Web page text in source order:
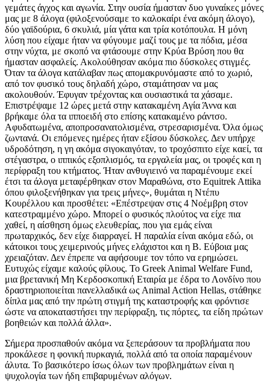
γεμάτες άγχος και αγωνία. Στην ουσία ήμασταν δυο γυναίκες μόνες
μας με 8 άλογα (φιλοξενούσαμε το καλοκαίρι ένα ακόμη άλογο),
δύο γαϊδούρια, 6 σκυλιά, μία γάτα και τρία κοτόπουλα. Η μόνη
λύση που είχαμε ήταν να φύγουμε μαζί τους με τα πόδια, μέσα
στην νύχτα, με σκοπό να φτάσουμε στην Κρύα Βρύση που θα
ήμασταν ασφαλείς. Ακολούθησαν ακόμα πιο δύσκολες στιγμές.
Όταν τα άλογα κατάλαβαν πως απομακρυνόμαστε από το χωριό,
από τον φυσικό τους δηλαδή χώρο, σταμάτησαν να μας
ακολουθούν. Έφυγαν τρέχοντας και ουσιαστικά τα χάσαμε.
Επιστρέψαμε 12 ώρες μετά στην κατακαμένη Αγία Άννα και
βρήκαμε όλα τα ιπποειδή στο επίσης κατακαμένο ράντσο.
Αφυδατωμένα, αποπροσανατολισμένα, στρεσαρισμένα. Όλα όμως
ζωντανά. Οι επόμενες ημέρες ήταν εξίσου δύσκολες. Δεν υπήρχε
υδροδότηση, η γη ακόμα σιγοκαιγόταν, το τροχόσπιτο είχε καεί, τα
στέγαστρα, ο ιππικός εξοπλισμός, τα εργαλεία μας, oι τροφές και η
περίφραξη του κτήματος. Ήταν ανθυγιεινό να παραμένουμε εκεί
έτσι τα άλογα μεταφέρθηκαν στον Μαραθώνα, στο Equitrek Attika
όπου φιλοξενήθηκαν για τρεις μήνες», θυμάται η Ντέπυ
Κουρέλλου και προσθέτει: «Επέστρεψαν στις 4 Νοέμβρη στον
κατεστραμμένο χώρο. Μπορεί ο φυσικός πλούτος να είχε πια
χαθεί, η αίσθηση όμως ελευθερίας, που για εμάς είναι
πρωταρχικός, δεν είχε διαρραγεί. Η παραλία είναι ακόμα εδώ, οι
κάτοικοι τους χειμερινούς μήνες ελάχιστοι και η Β. Εύβοια μας
χρειαζόταν. Δεν έπρεπε να αφήσουμε τον τόπο να ερημώσει.
Ευτυχώς είχαμε καλούς φίλους. Το Greek Animal Welfare Fund,
μια βρετανική Μη Κερδοσκοπική Εταιρία με έδρα το Λονδίνο που
δραστηριοποιείται πανελλαδικά ως Animal Action Hellas, στάθηκε
δίπλα μας από την πρώτη στιγμή της καταστροφής και φρόντισε
ώστε να αποκαταστήσει την περίφραξη, τις πόρτες, τα είδη πρώτων
βοηθειών και πολλά άλλα».
Σήμερα προσπαθούν ακόμα να ξεπεράσουν τα προβλήματα που
προκάλεσε η φονική πυρκαγιά, πολλά από τα οποία παραμένουν
άλυτα. Το βασικότερο ίσως όλων των προβλημάτων είναι η
ψυχολογία των ήδη επιβαρυμένων αλόγων.